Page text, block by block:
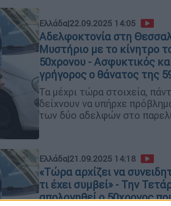
Ελλάδα|22.09.2025 14:05
Αδελφοκτονία στη
Μυστήριο με το κίνητρο
50χρονου - Ασφυκτικός
γρήγορος ο θάνατος της
Τα μέχρι τώρα στοιχεία,
δείχνουν να υπήρχε
των δύο αδελφών στο
Ελλάδα|21.09.2025 14:18
«Τώρα αρχίζει να
τι έχει συμβεί» - Την
απολογηθεί ο 50χρονος